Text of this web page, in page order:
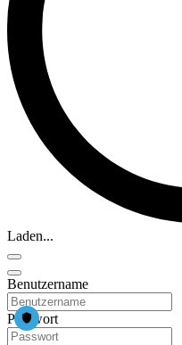
Laden...
Benutzername
Passwort